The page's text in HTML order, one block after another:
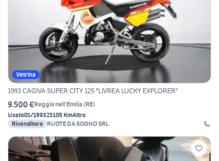
Vetrina
1993 CAGIVA SUPER CITY 125 "LIVREA LUCKY EXPLORER"
9.500 €Reggio nell'Emilia (RE)
Usato01/199323105 KmAltro
Rivenditore RUOTE DA SOGNO SRL